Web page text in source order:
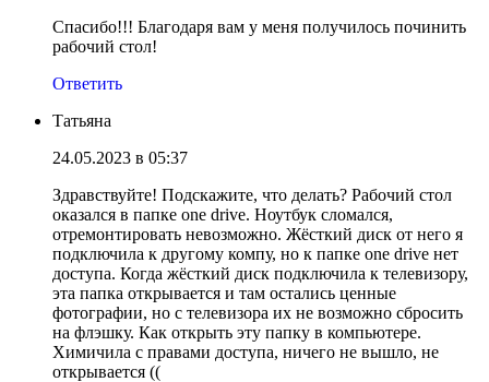
Спасибо!!! Благодаря вам у меня получилось починить
рабочий стол!
Ответить
Татьяна
24.05.2023 в 05:37
Здравствуйте! Подскажите, что делать? Рабочий стол
оказался в папке one drive. Ноутбук сломался,
отремонтировать невозможно. Жёсткий диск от него я
подключила к другому компу, но к папке one drive нет
доступа. Когда жёсткий диск подключила к телевизору,
эта папка открывается и там остались ценные
фотографии, но с телевизора их не возможно сбросить
на флэшку. Как открыть эту папку в компьютере.
Химичила с правами доступа, ничего не вышло, не
открывается ((